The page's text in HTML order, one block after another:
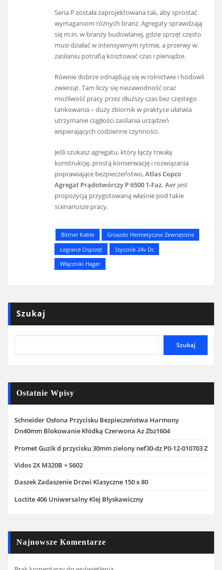
Seria P została zaprojektowana tak, aby sprostać
wymaganiom różnych branż. Agregaty sprawdzają
się m.in. w branży budowlanej, gdzie sprzęt często
musi działać w intensywnym rytmie, a przerwy w
zasilaniu potrafią kosztować czas i pieniądze.
Równie dobrze odnajdują się w rolnictwie i hodowli
zwierząt. Tam liczy się niezawodność oraz
możliwość pracy przez dłuższy czas bez częstego
tankowania – duży zbiornik w praktyce ułatwia
utrzymanie ciągłości zasilania urządzeń
wspierających codzienne czynności.
Jeśli szukasz agregatu, który łączy trwałą
konstrukcję, prostą konserwację i rozwiązania
poprawiające bezpieczeństwo,Atlas Copco
Agregat Prądotwórczy P 6500 1-Faz. Avr jest
propozycją przygotowaną właśnie pod takie
scenariusze pracy.
Bittner Kable
Gniazdo Hermetyczne Zewnętrzne
Legrand Osprzęt
Stycznik 24v Dc
Włączniki Hager
Szukaj
Szukaj
Ostatnie Wpisy
Schneider Osłona Przycisku Bezpieczeństwa Harmony
Dn40mm Blokowanie Kłódką Czerwona Az Zbz1604
Promet Guzik d przycisku 30mm zielony nef30-dz P0-12-010703 Z
Vidos 2X M320B + S602
Daszek Zadaszenie Drzwi Klasyczne 150 x 80
Loctite 406 Uniwersalny Klej Błyskawiczny
Najnowsze Komentarze